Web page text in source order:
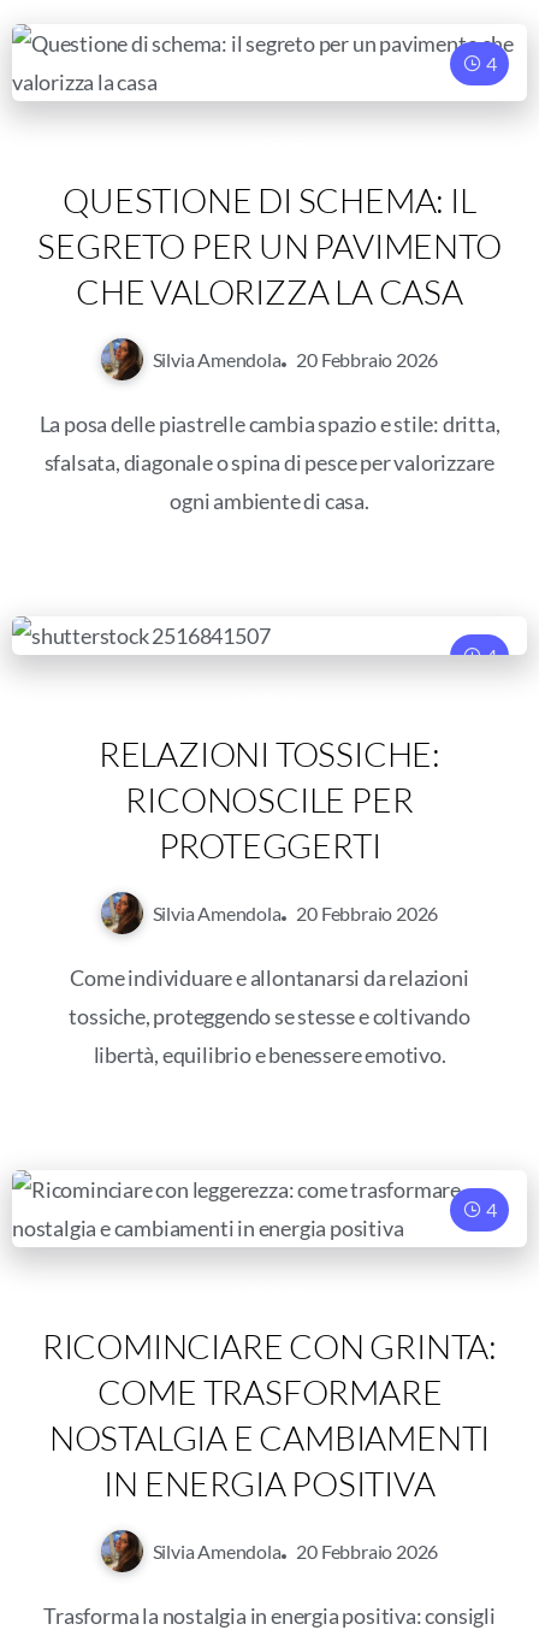
4
QUESTIONE DI SCHEMA: IL
SEGRETO PER UN PAVIMENTO
CHE VALORIZZA LA CASA
Silvia Amendola 20 Febbraio 2026
La posa delle piastrelle cambia spazio e stile: dritta,
sfalsata, diagonale o spina di pesce per valorizzare
ogni ambiente di casa.
4
RELAZIONI TOSSICHE:
RICONOSCILE PER
PROTEGGERTI
Silvia Amendola 20 Febbraio 2026
Come individuare e allontanarsi da relazioni
tossiche, proteggendo se stesse e coltivando
libertà, equilibrio e benessere emotivo.
4
RICOMINCIARE CON GRINTA:
COME TRASFORMARE
NOSTALGIA E CAMBIAMENTI
IN ENERGIA POSITIVA
Silvia Amendola 20 Febbraio 2026
Trasforma la nostalgia in energia positiva: consigli